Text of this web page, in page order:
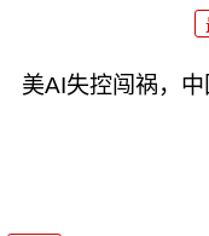
美AI失控闯祸，